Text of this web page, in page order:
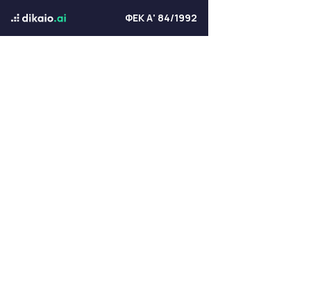
ΦΕΚ Α' 84/1992